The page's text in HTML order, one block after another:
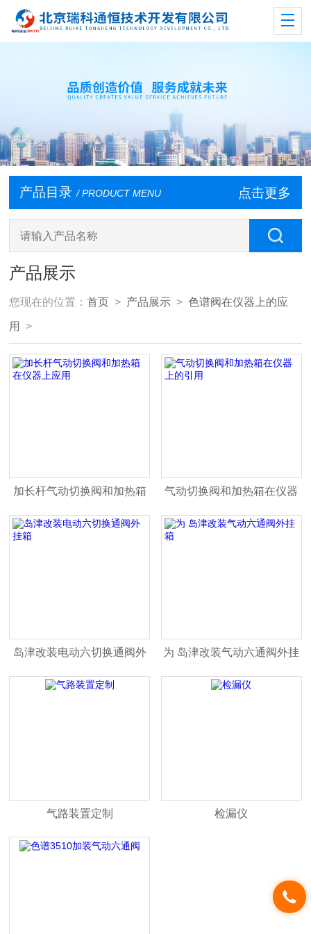
产品目录 / PRODUCT MENU 点击更多
产品展示
您现在的位置：首页 > 产品展示 >色谱阀在仪器上的应
用 >
加长杆气动切换阀和加热箱
在仪器上应用
气动切换阀和加热箱在仪器
上的引用
岛津改装电动六切换通阀外
挂箱
为 岛津改装气动六通阀外挂
箱
气路装置定制 检漏仪